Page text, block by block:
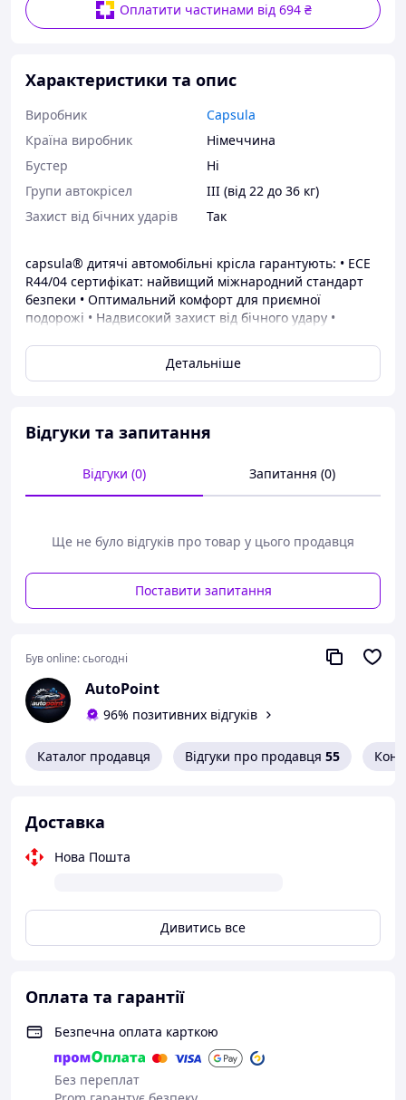
Оплатити частинами від 694 ₴
Характеристики та опис
Виробник
Capsula
Країна виробник
Німеччина
Бустер
Ні
Групи автокрісел
III (від 22 до 36 кг)
Захист від бічних ударів
Так
capsula® дитячі автомобільні крісла гарантують: • ECE
R44/04 сертифікат: найвищий міжнародний стандарт
безпеки • Оптимальний комфорт для приємної
подорожі • Надвисокий захист від бічного удару •
безпеки • Першокласний замок для ременя Holmbergs®
зі Швеції • Простота використання для правильного
просторе сидіння • Час і для великих дітей (а взимку в
теплій одежі) • З підлокітниками • Дуже м'яка оббивка з
Детальніше
Відгуки та запитання
Відгуки (0) Запитання (0)
Ще не було відгуків про товар у цього продавця
Поставити запитання
Був online:сьогодні
AutoPoint
96% позитивних відгуків
Каталог продавця Відгуки про продавця 55
Доставка
Нова Пошта
Дивитись все
Оплата та гарантії
Безпечна оплата карткою
Без переплат